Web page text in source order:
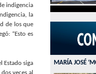
indigencia
la
de los que
“Esto es
Estado siga
veces al
MARÍA JOSÉ